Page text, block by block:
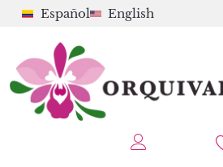
Español English